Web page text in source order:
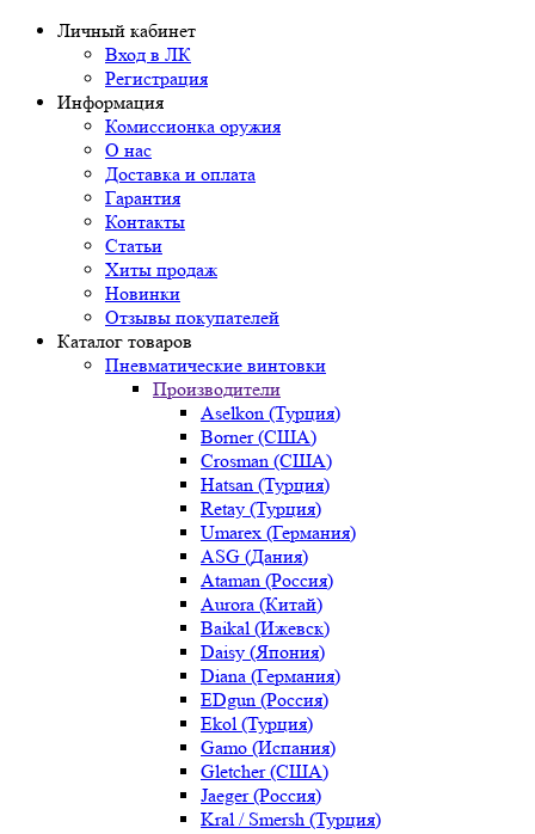
Личный кабинет
Вход в ЛК
Регистрация
Информация
Комиссионка оружия
О нас
Доставка и оплата
Гарантия
Контакты
Статьи
Хиты продаж
Новинки
Отзывы покупателей
Каталог товаров
Пневматические винтовки
Производители
Aselkon (Турция)
Borner (США)
Crosman (США)
Hatsan (Турция)
Retay (Турция)
Umarex (Германия)
ASG (Дания)
Ataman (Россия)
Aurora (Китай)
Baikal (Ижевск)
Daisy (Япония)
Diana (Германия)
EDgun (Россия)
Ekol (Турция)
Gamo (Испания)
Gletcher (США)
Jaeger (Россия)
Kral / Smersh (Турция)